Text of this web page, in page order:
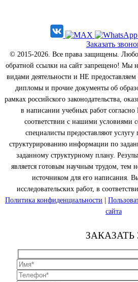
Заказать
© 2015-2026. Все права защищены.
обратной ссылки на сайт запрещено! Мы
видами деятельности и НЕ предоставляем
дипломы и прочие документы об
рамках российского законодательства,
в написании учебных работ
соответствии с нашими условиями
специалисты предоставляют услугу
структурированию информации по
заданному структурному плану.
является готовым научным трудом, тем
источником для его написания.
исследовательских работ, в
Политика конфиденциальности |
сайта